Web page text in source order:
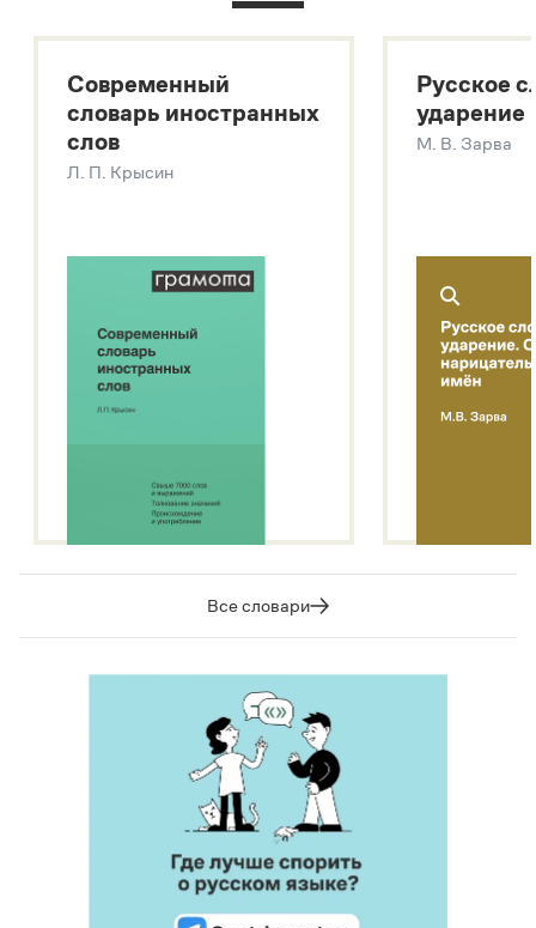
Большой толковый словарь русских глаголов
Современный словарь иностранных слов
Звук – технология синтеза платформы
SaluteSpeech
Современный
словарь иностранных
слов
Л. П. Крысин
Русское
ударение
М. В. Зарва
Все словари